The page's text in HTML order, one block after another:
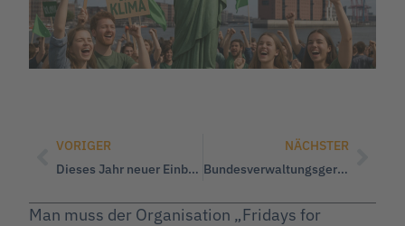
VORIGER
Dieses Jahr neuer Einbürgerungsrekord – der große Schritt in die Islamisierung?
NÄCHSTER
Bundesverwaltungsgericht gibt Klägerin gegen den ÖRR recht
Man muss der Organisation „Fridays for